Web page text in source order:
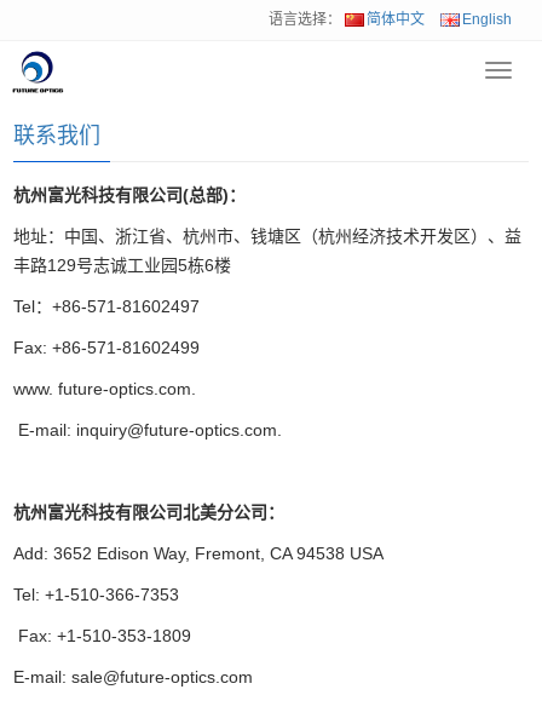
语言选择： 简体中文 English
首页
联系我们
杭州富光科技有限公司(总部)：
地址：中国、浙江省、杭州市、钱塘区（杭州经济技术开发区）、益
丰路129号志诚工业园5栋6楼
Tel：+86-571-81602497
Fax: +86-571-81602499
www. future-optics.com.
E-mail: inquiry@future-optics.com.
杭州富光科技有限公司北美分公司：
Add: 3652 Edison Way, Fremont, CA 94538 USA
Tel: +1-510-366-7353
Fax: +1-510-353-1809
E-mail: sale@future-optics.com